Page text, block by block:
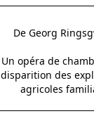
De Georg
Un opéra de
disparition des
agricoles